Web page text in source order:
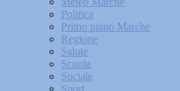
Politica
Primo piano Marche
Regione
Salute
Scuola
Sociale
Sport